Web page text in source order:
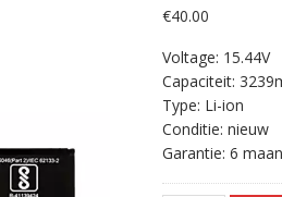
€40.00
Voltage: 15.44V
Capaciteit:
Type: Li-ion
Conditie: nieuw
Garantie: 6